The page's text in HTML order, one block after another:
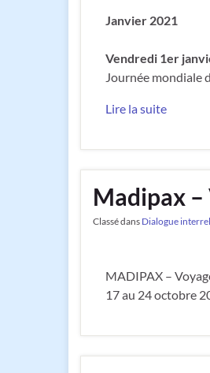
Janvier 2021
Vendredi 1er
Journée mondiale
Lire la suite
Madipax –
Classé dans Dialogue
MADIPAX –
17 au 24 octobre